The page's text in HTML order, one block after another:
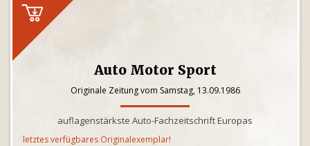
Auto Motor Sport
Originale Zeitung vom Samstag, 13.09.1986
auflagenstärkste Auto-Fachzeitschrift Europas
letztes verfügbares Originalexemplar!